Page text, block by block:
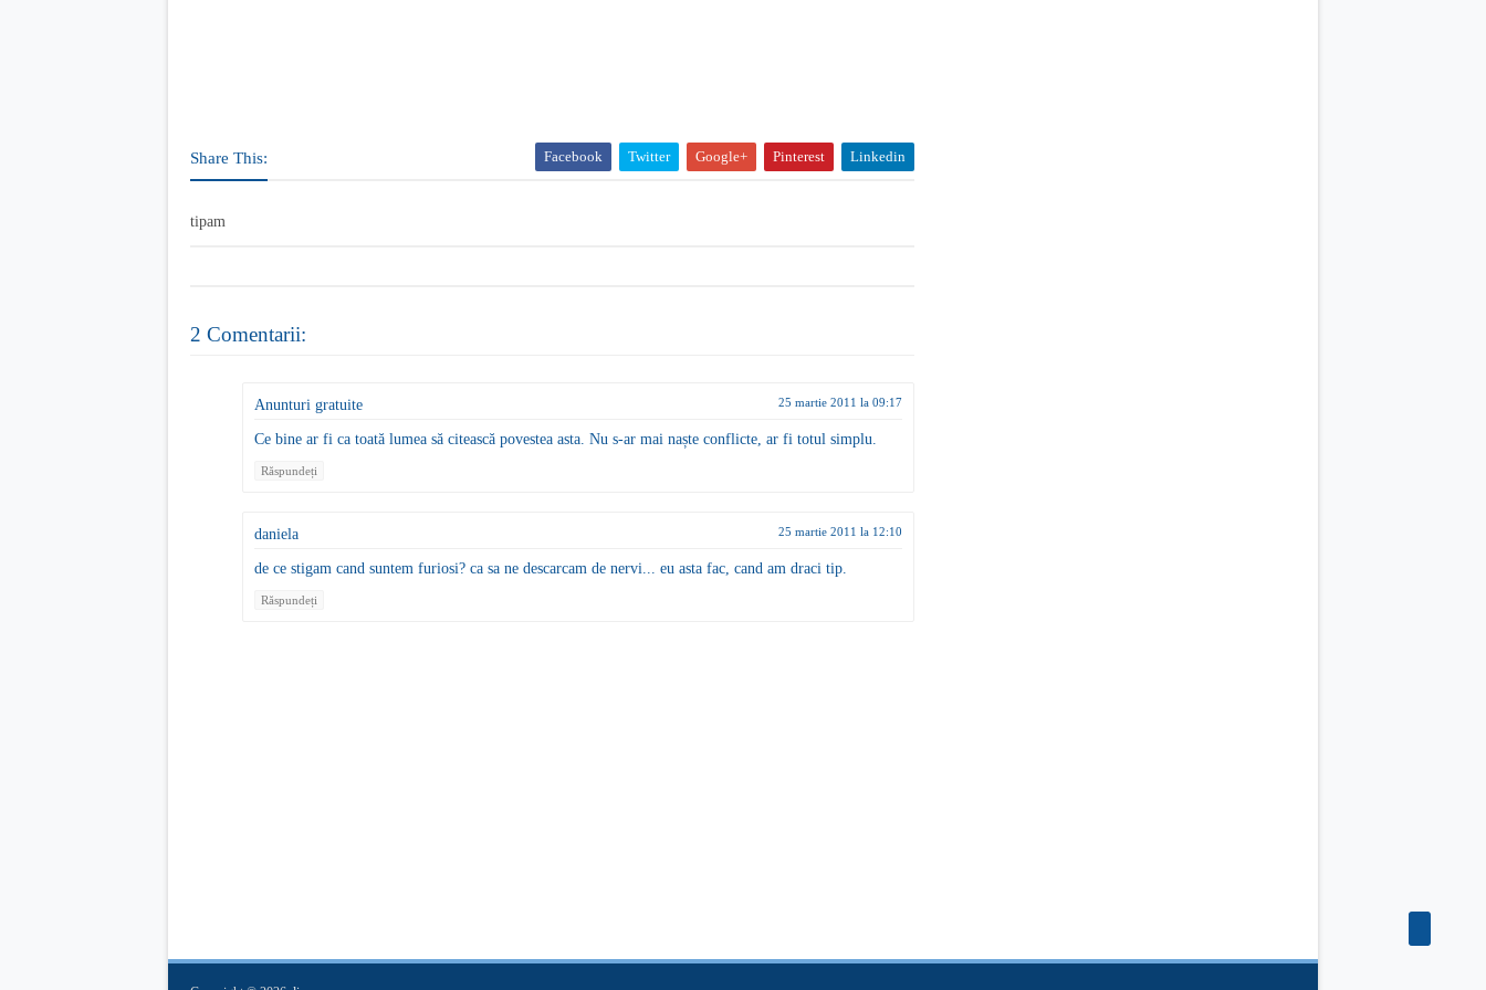
Share This: Facebook Twitter Google+ Pinterest Linkedin
tipam
2 Comentarii:
Anunturi gratuite 25 martie 2011 la 09:17
Ce bine ar fi ca toată lumea să citească povestea asta. Nu s-ar mai naște conflicte, ar fi totul simplu.
Răspundeți
daniela 25 martie 2011 la 12:10
de ce stigam cand suntem furiosi? ca sa ne descarcam de nervi... eu asta fac, cand am draci tip.
Răspundeți